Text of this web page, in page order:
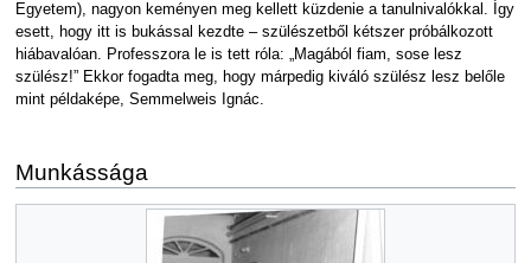
Egyetem), nagyon keményen meg kellett küzdenie a tanulnivalókkal. Így
esett, hogy itt is bukással kezdte – szülészetből kétszer próbálkozott
hiábavalóan. Professzora le is tett róla: „Magából fiam, sose lesz
szülész!” Ekkor fogadta meg, hogy márpedig kiváló szülész lesz belőle
mint példaképe, Semmelweis Ignác.
Munkássága